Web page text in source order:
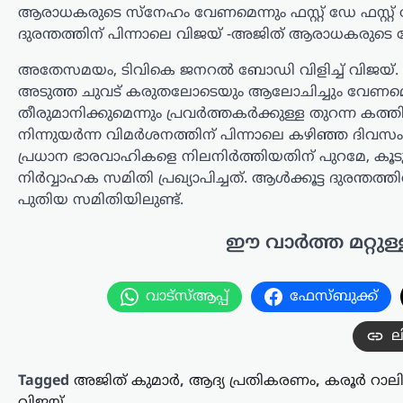
ആരാധകരുടെ സ്നേഹം വേണമെന്നും ഫസ്റ്റ് ഡേ
ദുരന്തത്തിന് പിന്നാലെ വിജയ് -അജിത് ആരാധകരുടെ
അതേസമയം, ടിവികെ ജനറൽ ബോഡി വിളിച്ച്
അടുത്ത ചുവട് കരുതലോടെയും ആലോചിച്ചും
തീരുമാനിക്കുമെന്നും പ്രവർത്തകർക്കുള്ള തുറന്ന
നിന്നുയർന്ന വിമർശനത്തിന് പിന്നാലെ കഴിഞ്ഞ ദിവസം
പ്രധാന ഭാരവാഹികളെ നിലനിർത്തിയതിന് പുറമേ,
നിർവ്വാഹക സമിതി പ്രഖ്യാപിച്ചത്. ആൾക്കൂട്ട
പുതിയ സമിതിയിലുണ്ട്.
ഈ വാർത്ത
വാട്സ്ആപ്പ് ഫേസ്ബുക്ക്
Tagged അജിത് കുമാർ, ആദ്യ പ്രതികരണം, കരൂർ
പൂർണ പിന്തുണ പ്രഖ്യാപിച്ച് ലോക്‌സഭ
പ്രതിപക്ഷ നേതാവ് രാഹുൽ ഗാന്ധി.
സമാധാനപരമായി സമരം ചെയ്യുന്ന
വിദ്യാർഥികളെ ഭീഷണിപ്പെടുത്തിയും…
ട്രെൻഡിംഗ് , ദേശീയം ലേറ്റസ്റ്റ് ന്യൂസ്
വാഹന
മോഡിഫിക്കേഷൻ;
സംസ്ഥാനങ്ങൾക്ക്
അധികാരമില്ല;
പാലിക്കണമെന്ന് നിതിൻ
ന്യൂസ് ഡെസ്ക് ഓഗസ്റ്റ്‌ 5, 2026
സർക്കാരുകൾക്ക് അധികാരമില്ലെന്ന്